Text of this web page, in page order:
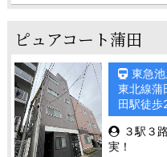
ピュアコート蒲田
東急
東北線蒲
田駅徒歩
３駅３
実！